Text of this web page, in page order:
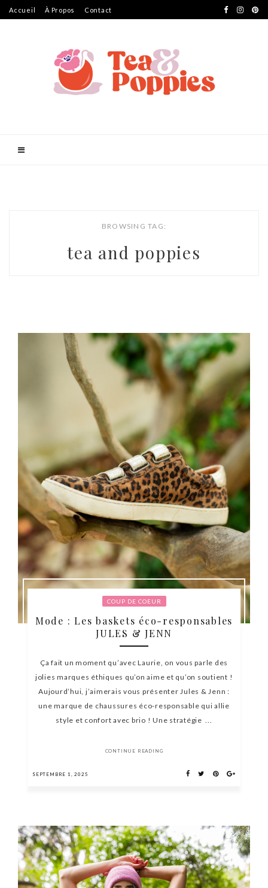
Accueil À Propos Contact
BROWSING TAG:
tea and poppies
COUP DE COEUR
Mode : Les baskets éco-responsables
JULES & JENN
Ça fait un moment qu’avec Laurie, on vous parle des
jolies marques éthiques qu’on aime et qu’on soutient !
Aujourd’hui, j’aimerais vous présenter Jules & Jenn :
une marque de chaussures éco-responsable qui allie
style et confort avec brio ! Une stratégie ...
CONTINUE READING
SEPTEMBRE 1, 2025